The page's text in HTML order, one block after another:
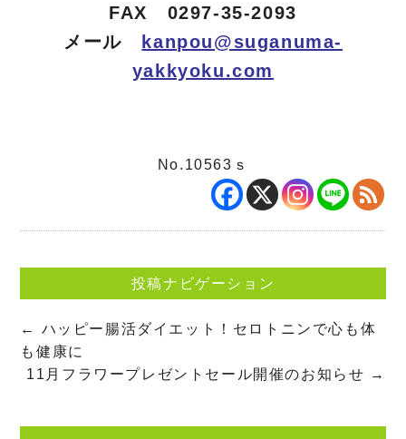
FAX 0297-35-2093
メール
kanpou@suganuma-
yakkyoku.com
No.10563ｓ
投稿ナビゲーション
←
ハッピー腸活ダイエット！セロトニンで心も体
も健康に
11月フラワープレゼントセール開催のお知らせ →